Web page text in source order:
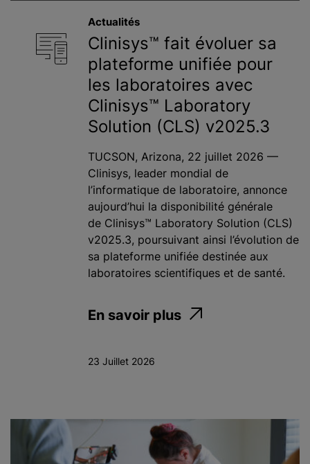
Actualités
Clinisys™ fait évoluer sa
plateforme unifiée pour
les laboratoires avec
Clinisys™ Laboratory
Solution (CLS) v2025.3
TUCSON, Arizona, 22 juillet 2026 —
Clinisys, leader mondial de
l’informatique de laboratoire, annonce
aujourd’hui la disponibilité générale
de Clinisys™ Laboratory Solution (CLS)
v2025.3, poursuivant ainsi l’évolution de
sa plateforme unifiée destinée aux
laboratoires scientifiques et de santé.
En savoir plus
23 Juillet 2026